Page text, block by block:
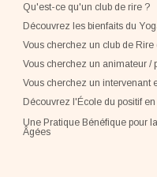
Qu'est-ce qu'un club de rire ?
Découvrez les bienfaits du
Vous cherchez un club de
Vous cherchez un animateur /
Vous cherchez un intervenant
Découvrez l'École du positif
Une Pratique Bénéfique pour
Âgées